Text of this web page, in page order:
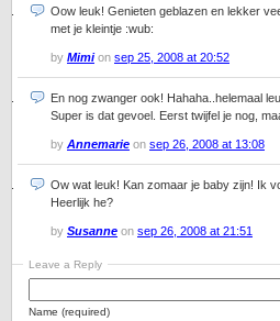
Oow leuk! Genieten geblazen en lekker
met je kleintje :wub:
by Mimion sep 25, 2008 at 20:52
En nog zwanger ook! Hahaha..helemaal
Super is dat gevoel. Eerst twijfel je nog,
by Annemarie on sep 26, 2008 at 13:08
Ow wat leuk! Kan zomaar je baby zijn! Ik
Heerlijk he?
by Susanne on sep 26, 2008 at 21:51
Leave a Reply
Name (required)